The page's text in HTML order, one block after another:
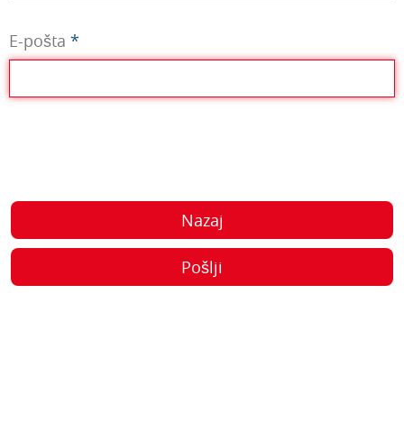
E-pošta *
Nazaj
Pošlji